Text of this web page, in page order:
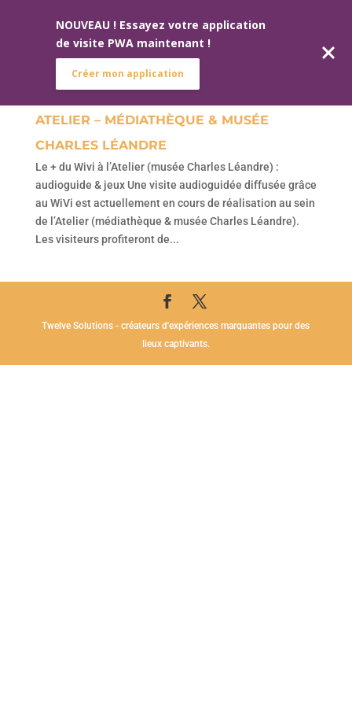
ATELIER – MÉDIATHÈQUE & MUSÉE
CHARLES LÉANDRE
Le + du Wivi à l’Atelier (musée Charles Léandre) :
audioguide & jeux Une visite audioguidée diffusée grâce
au WiVi est actuellement en cours de réalisation au sein
de l’Atelier (médiathèque & musée Charles Léandre).
Les visiteurs profiteront de...
Twelve Solutions - créateurs d'expériences marquantes pour des
lieux captivants.
NOUVEAU ! Essayez votre application
de visite PWA maintenant !
Créer mon application